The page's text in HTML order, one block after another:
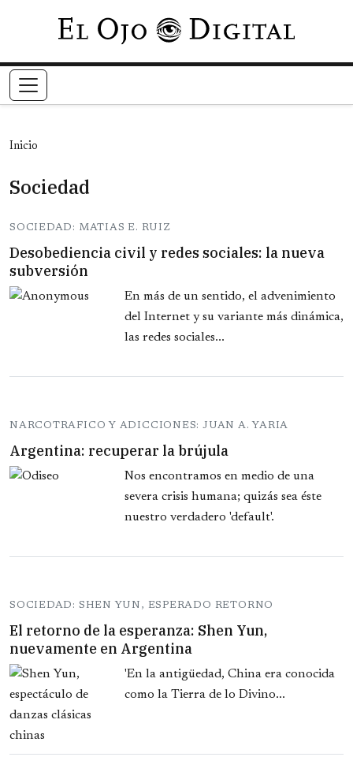
Pasar al contenido principal
Inicio
Sociedad
SOCIEDAD: MATIAS E. RUIZ
Desobediencia civil y redes sociales: la nueva
subversión
En más de un sentido, el advenimiento
del Internet y su variante más dinámica,
las redes sociales...
NARCOTRAFICO Y ADICCIONES: JUAN A. YARIA
Argentina: recuperar la brújula
Nos encontramos en medio de una
severa crisis humana; quizás sea éste
nuestro verdadero 'default'.
SOCIEDAD: SHEN YUN, ESPERADO RETORNO
El retorno de la esperanza: Shen Yun,
nuevamente en Argentina
'En la antigüedad, China era conocida
como la Tierra de lo Divino...